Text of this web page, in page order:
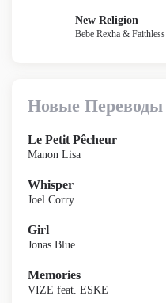
New Religion
Bebe Rexha & Faithless
Новые Переводы
Le Petit Pêcheur
Manon Lisa
Whisper
Joel Corry
Girl
Jonas Blue
Memories
VIZE feat. ESKE